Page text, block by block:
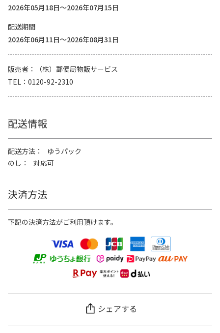
2026年05月18日～2026年07月15日
配送期間
2026年06月11日～2026年08月31日
販売者
（株）郵便局物販サービス
TEL
0120-92-2310
配送情報
配送方法
ゆうパック
のし
対応可
決済方法
下記の決済方法がご利用頂けます。
シェアする